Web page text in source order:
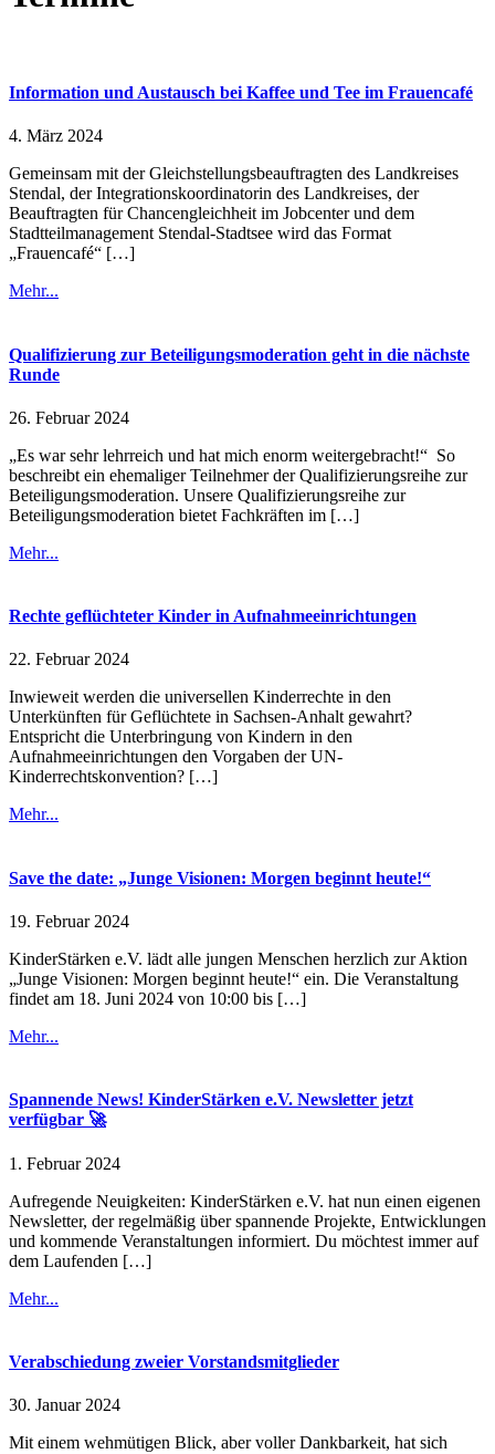
Information und Austausch bei Kaffee und Tee im Frauencafé
4. März 2024
Gemeinsam mit der Gleichstellungsbeauftragten des Landkreises
Stendal, der Integrationskoordinatorin des Landkreises, der
Beauftragten für Chancengleichheit im Jobcenter und dem
Stadtteilmanagement Stendal-Stadtsee wird das Format
„Frauencafé“ […]
Mehr...
Qualifizierung zur Beteiligungsmoderation geht in die nächste
Runde
26. Februar 2024
„Es war sehr lehrreich und hat mich enorm weitergebracht!“ So
beschreibt ein ehemaliger Teilnehmer der Qualifizierungsreihe zur
Beteiligungsmoderation. Unsere Qualifizierungsreihe zur
Beteiligungsmoderation bietet Fachkräften im […]
Mehr...
Rechte geflüchteter Kinder in Aufnahmeeinrichtungen
22. Februar 2024
Inwieweit werden die universellen Kinderrechte in den
Unterkünften für Geflüchtete in Sachsen-Anhalt gewahrt?
Entspricht die Unterbringung von Kindern in den
Aufnahmeeinrichtungen den Vorgaben der UN-
Kinderrechtskonvention? […]
Mehr...
Save the date: „Junge Visionen: Morgen beginnt heute!“
19. Februar 2024
KinderStärken e.V. lädt alle jungen Menschen herzlich zur Aktion
„Junge Visionen: Morgen beginnt heute!“ ein. Die Veranstaltung
findet am 18. Juni 2024 von 10:00 bis […]
Mehr...
Spannende News! KinderStärken e.V. Newsletter jetzt
verfügbar 🚀
1. Februar 2024
Aufregende Neuigkeiten: KinderStärken e.V. hat nun einen eigenen
Newsletter, der regelmäßig über spannende Projekte, Entwicklungen
und kommende Veranstaltungen informiert. Du möchtest immer auf
dem Laufenden […]
Mehr...
Verabschiedung zweier Vorstandsmitglieder
30. Januar 2024
Mit einem wehmütigen Blick, aber voller Dankbarkeit, hat sich